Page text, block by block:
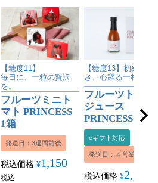
【糖度11】
毎日に、一粒の贅沢
を。
フルーツミニト
マト PRINCESS
1箱
発送日：3週間前後
税込価格 ¥1,150
税込
【糖度13】初めての
さ、心躍る一杯。
フルーツトマト
ジュース
PRINCESS
eギフト対応
発送日：４営業日内
税込価格 ¥2,160